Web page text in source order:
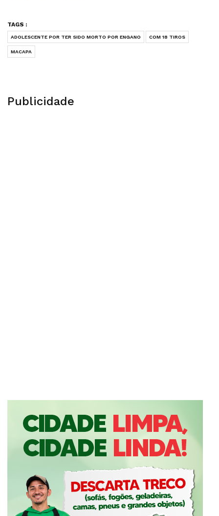
TAGS :
ADOLESCENTE POR TER SIDO MORTO POR ENGANO COM 18 TIROS
MACAPA
Publicidade